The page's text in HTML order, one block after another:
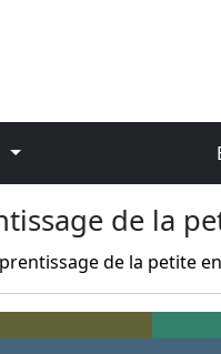
de la
de la petite